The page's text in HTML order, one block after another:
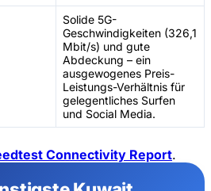
Solide 5G-
Geschwindigkeiten (326,1
Mbit/s) und gute
Abdeckung – ein
ausgewogenes Preis-
Leistungs-Verhältnis für
gelegentliches Surfen
und Social Media.
Connectivity Report.